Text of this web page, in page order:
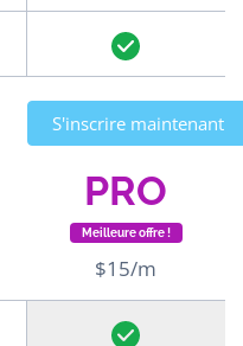
S'inscrire maintenant
PRO
Meilleure offre !
$15/m